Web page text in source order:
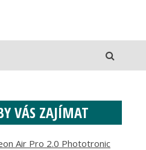
VÁS ZAJÍMAT
Air Pro 2.0 Phototronic